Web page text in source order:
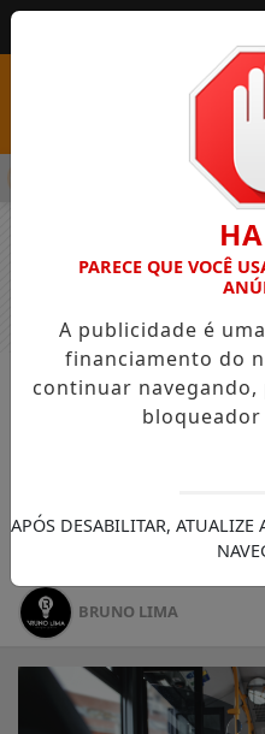
COM VAGAS EM SEIS
NOTÍCIAS GERAL
Vandalismo nos
começarem agir no
BRUNO LIMA
PARECE QUE VOCÊ
A publicidade é
financiamento do
continuar
APÓS DESABILITAR,